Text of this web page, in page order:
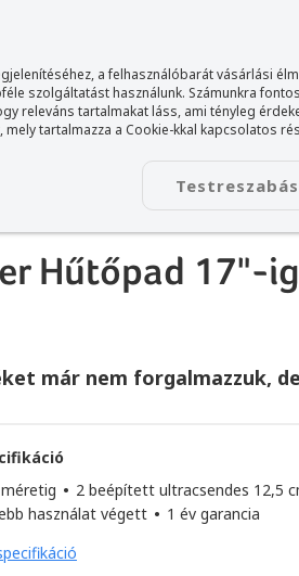
a felhasználóbarát vásárlási
szolgáltatást használunk. Számunkra
releváns tartalmakat láss, ami tényleg
, mely tartalmazza a Cookie-kkal kapcsolatos
Testreszabás
KIEGÉSZÍTŐ
Hűtőpad 17"-ig
már nem forgalmazzuk,
• 2 beépített ultracsendes 12,5
használat végett • 1 év garancia